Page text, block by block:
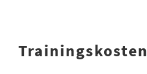
Trainingskosten